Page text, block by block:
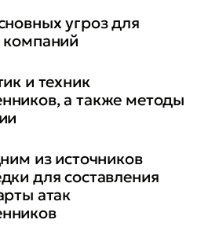
угроз для
компаний
и техник
а также методы
из источников
для составления
атак